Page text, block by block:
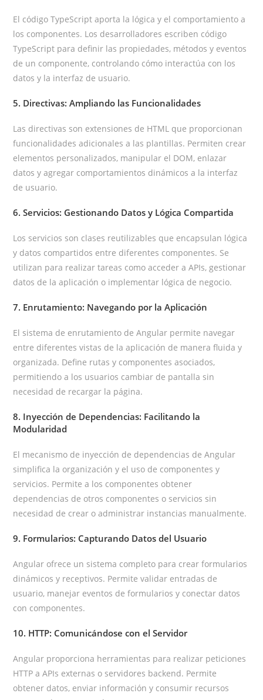
El código TypeScript aporta la lógica y el comportamiento a
los componentes. Los desarrolladores escriben código
TypeScript para definir las propiedades, métodos y eventos
de un componente, controlando cómo interactúa con los
datos y la interfaz de usuario.
5. Directivas: Ampliando las Funcionalidades
Las directivas son extensiones de HTML que proporcionan
funcionalidades adicionales a las plantillas. Permiten crear
elementos personalizados, manipular el DOM, enlazar
datos y agregar comportamientos dinámicos a la interfaz
de usuario.
6. Servicios: Gestionando Datos y Lógica Compartida
Los servicios son clases reutilizables que encapsulan lógica
y datos compartidos entre diferentes componentes. Se
utilizan para realizar tareas como acceder a APIs, gestionar
datos de la aplicación o implementar lógica de negocio.
7. Enrutamiento: Navegando por la Aplicación
El sistema de enrutamiento de Angular permite navegar
entre diferentes vistas de la aplicación de manera fluida y
organizada. Define rutas y componentes asociados,
permitiendo a los usuarios cambiar de pantalla sin
necesidad de recargar la página.
8. Inyección de Dependencias: Facilitando la
Modularidad
El mecanismo de inyección de dependencias de Angular
simplifica la organización y el uso de componentes y
servicios. Permite a los componentes obtener
dependencias de otros componentes o servicios sin
necesidad de crear o administrar instancias manualmente.
9. Formularios: Capturando Datos del Usuario
Angular ofrece un sistema completo para crear formularios
dinámicos y receptivos. Permite validar entradas de
usuario, manejar eventos de formularios y conectar datos
con componentes.
10. HTTP: Comunicándose con el Servidor
Angular proporciona herramientas para realizar peticiones
HTTP a APIs externas o servidores backend. Permite
obtener datos, enviar información y consumir recursos